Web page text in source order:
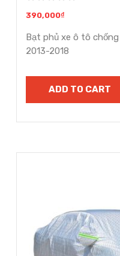
390,000₫
Bạt phủ xe ô tô
2013-2018
ADD TO CART